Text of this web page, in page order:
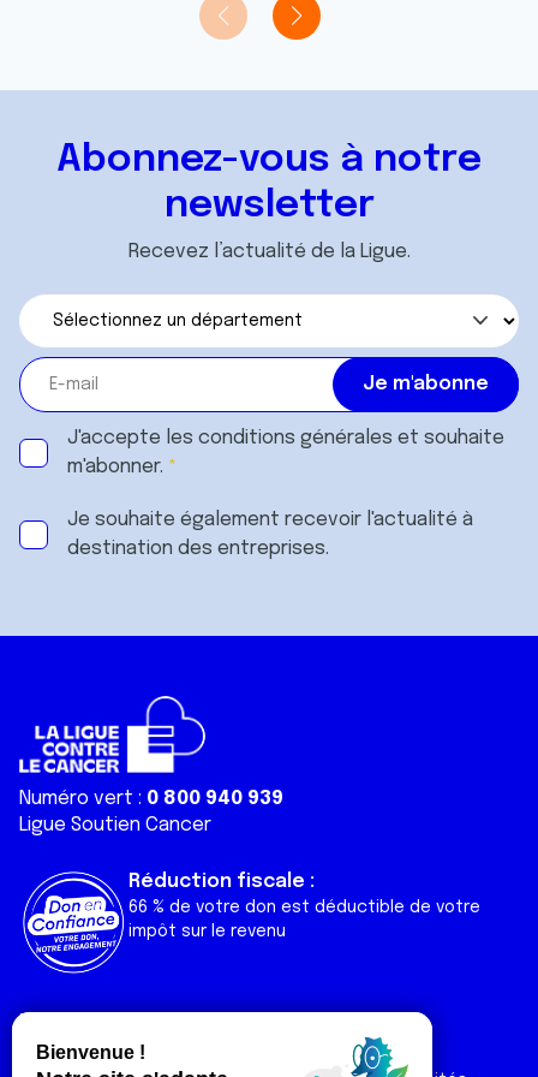
publicité et d'analyse, qui peuvent combiner celles-ci
avec d'autres informations que vous leur avez fournies
Abonnez-vous à notre
newsletter
Recevez l’actualité de la Ligue.
J'accepte les conditions générales et souhaite
m'abonner.
Je souhaite également recevoir l'actualité à
destination des entreprises.
Numéro vert : 0 800 940 939
Ligue Soutien Cancer
Réduction fiscale :
66 % de votre don est déductible de votre
impôt sur le revenu
Liens utiles
Nos actualités